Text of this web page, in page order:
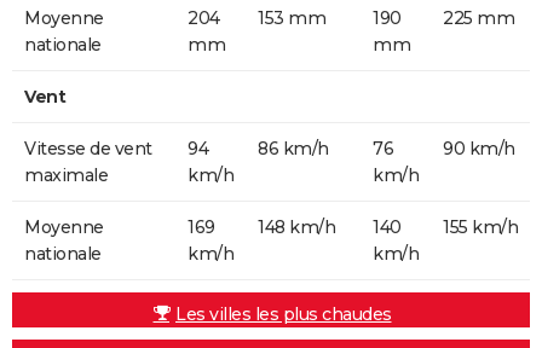
Moyenne
nationale
204
mm
153 mm
190
mm
225 mm
Vent
Vitesse de vent
maximale
94
km/h
86 km/h
76
km/h
90 km/h
Moyenne
nationale
169
km/h
148 km/h
140
km/h
155 km/h
Les villes les plus chaudes